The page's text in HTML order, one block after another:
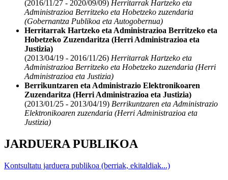
(2016/11/27 - 2020/09/09) Herritarrak Hartzeko eta
Administrazioa Berritzeko eta Hobetzeko zuzendaria
(Gobernantza Publikoa eta Autogobernua)
Herritarrak Hartzeko eta Administrazioa Berritzeko eta
Hobetzeko Zuzendaritza (Herri Administrazioa eta
Justizia)
(2013/04/19 - 2016/11/26) Herritarrak Hartzeko eta
Administrazioa Berritzeko eta Hobetzeko zuzendaria (Herri
Administrazioa eta Justizia)
Berrikuntzaren eta Administrazio Elektronikoaren
Zuzendaritza (Herri Administrazioa eta Justizia)
(2013/01/25 - 2013/04/19) Berrikuntzaren eta Administrazio
Elektronikoaren zuzendaria (Herri Administrazioa eta
Justizia)
JARDUERA PUBLIKOA
Kontsultatu jarduera publikoa (berriak, ekitaldiak...)